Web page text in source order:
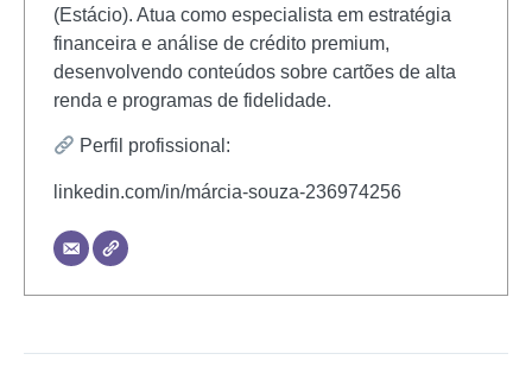
(Estácio). Atua como especialista em estratégia
financeira e análise de crédito premium,
desenvolvendo conteúdos sobre cartões de alta
renda e programas de fidelidade.
Perfil profissional:
linkedin.com/in/márcia-souza-236974256